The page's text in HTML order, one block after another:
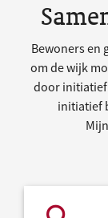
Bewoners en
om de wijk
door initiatief
initiatief